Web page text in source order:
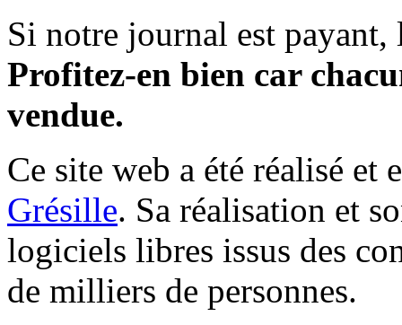
Si notre journal est payant,
Profitez-en bien car
vendue.
Ce site web a été réalisé et
Grésille. Sa réalisation et
logiciels libres issus des
de milliers de personnes.